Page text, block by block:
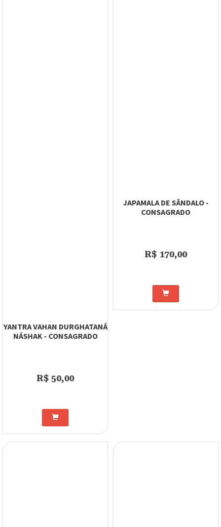
YANTRA VAHAN DURGHATANÁ
NÁSHAK - CONSAGRADO
R$ 50,00
JAPAMALA DE SÂNDALO -
CONSAGRADO
R$ 170,00